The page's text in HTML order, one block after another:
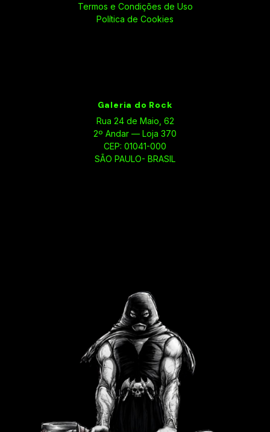
Termos e Condições de Uso
Política de Cookies
Galeria do Rock
Rua 24 de Maio, 62
2º Andar — Loja 370
CEP: 01041-000
SÃO PAULO- BRASIL